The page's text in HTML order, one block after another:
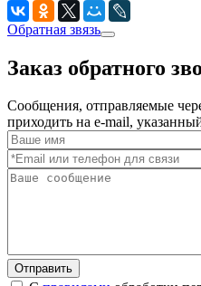
Обратная звязь
Заказ обратного
Сообщения, отправляемые
приходить на e-mail,
Отправить